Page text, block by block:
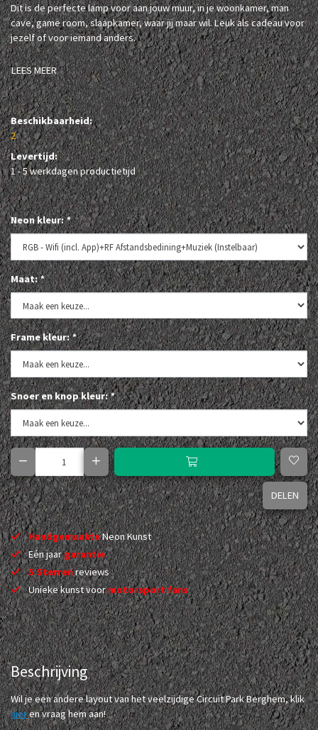
Dit is de perfecte lamp voor aan jouw muur, in je woonkamer, man
cave, game room, slaapkamer, waar jij maar wil. Leuk als cadeau voor
jezelf of voor iemand anders.
LEES MEER
Beschikbaarheid:
2
Levertijd:
1 - 5 werkdagen productietijd
Neon kleur:*
Maat:*
Frame kleur:*
Snoer en knop kleur:*
DELEN
HandgemaakteNeon Kunst
Eén jaargarantie
5 Sterrenreviews
Unieke kunst voormotorsport fans
Beschrijving
Wil je een andere layout van het veelzijdige Circuit Park Berghem, klik
hieren vraag hem aan!